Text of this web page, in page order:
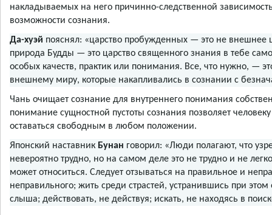
накладываемых на него причинно-следственной
возможности сознания.
Да-хуэй пояснял: «царство пробужденных — это не внешнее
природа Будды — это царство священного знания в тебе
особых качеств, практик или понимания. Все, что нужно, —
внешнему миру, которые накапливались в сознании с
Чань очищает сознание для внутреннего понимания
понимание сущностной пустоты сознания позволяет
оставаться свободным в любом положении.
Японский наставник Бунан говорил: «Люди полагают, что
невероятно трудно, но на самом деле это не трудно и не
может относиться. Следует отзываться на правильное и
неправильного; жить среди страстей, устранившись при
слыша; действовать, не действуя; искать, не находясь в